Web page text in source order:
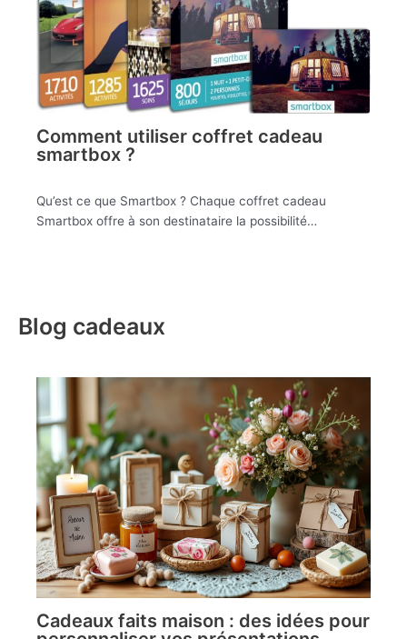
Comment utiliser coffret cadeau
smartbox ?
Qu’est ce que Smartbox ? Chaque coffret cadeau
Smartbox offre à son destinataire la possibilité…
Blog cadeaux
Cadeaux faits maison : des idées pour